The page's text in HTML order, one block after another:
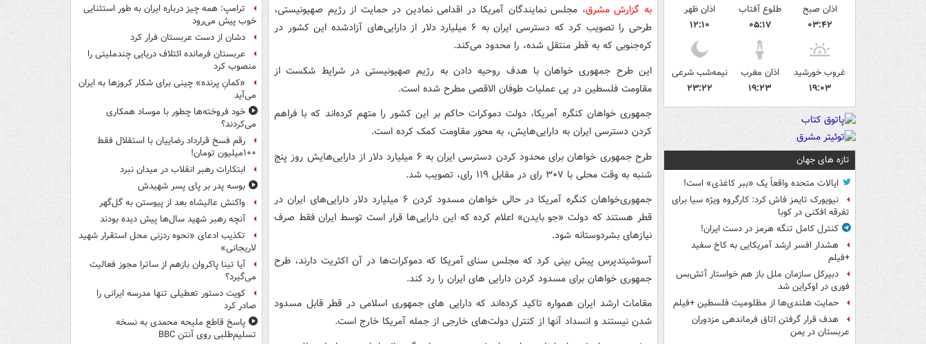
اذان صبح
۰۳:۴۲
طلوع آفتاب
۰۵:۱۷
اذان ظهر
۱۲:۱۰
غروب خورشید
۱۹:۰۳
اذان مغرب
۱۹:۲۳
نیمه‌شب شرعی
۲۳:۲۲
تازه های جهان
ایالات متحده واقعاً یک «ببر کاغذی» است!
نیویورک تایمز فاش کرد: کارگروه ویژه سیا برای
تفرقه افکنی در کوبا
کنترل کامل تنگه هرمز در دست ایران!
هشدار افسر ارشد آمریکایی به کاخ سفید
+فیلم
دبیرکل سازمان ملل باز هم خواستار آتش‌بس
فوری در اوکراین شد
حمایت هلندی‌ها از مظلومیت فلسطین +فیلم
هدف قرار گرفتن اتاق‌ فرماندهی مزدوران
عربستان در یمن
به گزارش مشرق، مجلس نمایندگان آمریکا در اقدامی نمادین در حمایت از رژیم صهیونیستی،
طرحی را تصویب کرد که دسترسی ایران به ۶ میلیارد دلار از دارایی‌های آزادشده این کشور در
کره‌جنوبی که به قطر منتقل شده، را محدود می‌کند.
این طرح جمهوری خواهان با هدف روحیه دادن به رژیم صهیونیستی در شرایط شکست از
مقاومت فلسطین در پی عملیات طوفان الاقصی مطرح شده است.
جمهوری خواهان کنگره آمریکا، دولت دموکرات حاکم بر این کشور را متهم کرده‌اند که با فراهم
کردن دسترسی ایران به دارایی‌هایش، به محور مقاومت کمک کرده است.
طرح جمهوری خواهان برای محدود کردن دسترسی ایران به ۶ میلیارد دلار از دارایی‌هایش روز پنج
شنبه به وقت محلی با ۳۰۷ رای در مقابل ۱۱۹ رای، تصویب شد.
جمهوری‌خواهان کنگره آمریکا در حالی خواهان مسدود کردن ۶ میلیارد دلار دارایی‌های ایران در
قطر هستند که دولت «جو بایدن» اعلام کرده که این دارایی‌ها قرار است توسط ایران فقط صرف
نیازهای بشردوستانه شود.
آسوشیتدپرس پیش بینی کرد که مجلس سنای آمریکا که دموکرات‌ها در آن اکثریت دارند، طرح
جمهوری خواهان برای مسدود کردن دارایی های ایران را رد کند.
مقامات ارشد ایران همواره تاکید کرده‌اند که دارایی های جمهوری اسلامی در قطر قابل مسدود
شدن نیستند و انسداد آنها از کنترل دولت‌های خارجی از جمله آمریکا خارج است.
ترامپ: همه چیز درباره ایران به طور استثنایی
خوب پیش می‌رود
دشان از دست عربستان فرار کرد
عربستان فرمانده ائتلاف دریایی چندملیتی را
منصوب کرد
«کمانِ پرنده» چینی برای شکار کروزها به ایران
می‌آید
خود فروخته‌ها چطور با موساد همکاری
می‌کردند؟
رقم فسخ قرارداد رضاییان با استقلال فقط
۱۰۰میلیون تومان!
ابتکارات رهبر انقلاب در میدان نبرد
بوسه‌ پدر بر پای پسر شهیدش
واکنش عالیشاه بعد از پیوستن به گل‌گهر
آنچه رهبر شهید سال‌ها پیش دیده بودند
تکذیب ادعای «نحوه ردزنی محل استقرار شهید
لاریجانی»
آیا تینا پاکروان بازهم از ساترا مجوز فعالیت
می‌گیرد؟
کویت دستور تعطیلی تنها مدرسه ایرانی را
صادر کرد
پاسخ قاطع ملیحه محمدی به نسخه
تسلیم‌طلبی روی آنتن BBC